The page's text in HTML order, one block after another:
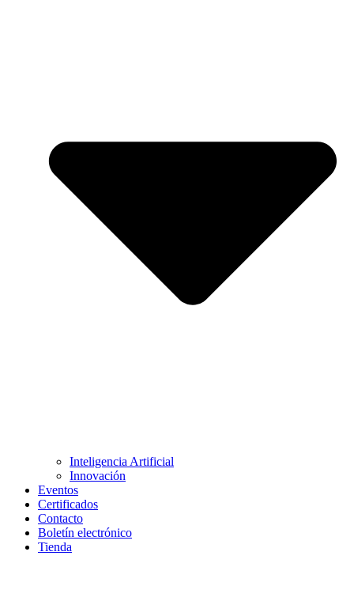
Inteligencia Artificial
Innovación
Eventos
Certificados
Contacto
Boletín electrónico
Tienda